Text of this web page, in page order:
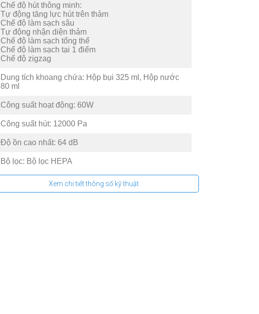
Chế độ hút thông minh:
Tự động tăng lực hút trên thảm
Chế độ làm sạch sâu
Tự động nhận diện thảm
Chế độ làm sạch tổng thể
Chế độ làm sạch tại 1 điểm
Chế độ zigzag
Dung tích khoang chứa: Hộp bụi 325 ml, Hộp nước
80 ml
Công suất hoạt động: 60W
Công suất hút: 12000 Pa
Độ ồn cao nhất: 64 dB
Bộ lọc: Bộ lọc HEPA
Phiên bản: Quốc tếXem chi tiết thông số kỹ thuật